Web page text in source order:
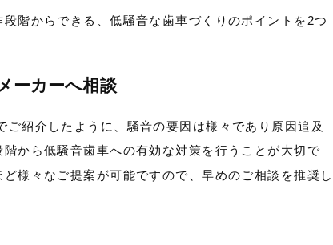
階からできる、低騒音な歯車づくりのポイントを2つ
ーカーへ相談
ご紹介したように、騒音の要因は様々であり原因追及
から低騒音歯車への有効な対策を行うことが大切で
様々なご提案が可能ですので、早めのご相談を推奨し